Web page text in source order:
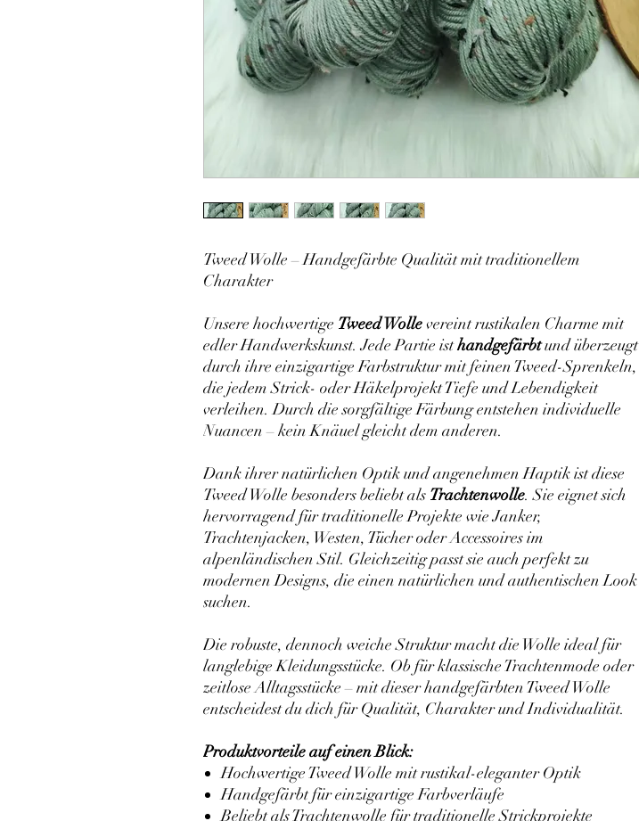
Tweed Wolle – Handgefärbte Qualität mit traditionellem
Charakter
Unsere hochwertige Tweed Wollevereint rustikalen Charme mit
edler Handwerkskunst. Jede Partie isthandgefärbtund überzeugt
durch ihre einzigartige Farbstruktur mit feinen Tweed-Sprenkeln,
die jedem Strick- oder Häkelprojekt Tiefe und Lebendigkeit
verleihen. Durch die sorgfältige Färbung entstehen individuelle
Nuancen – kein Knäuel gleicht dem anderen.
Dank ihrer natürlichen Optik und angenehmen Haptik ist diese
Tweed Wolle besonders beliebt als Trachtenwolle. Sie eignet sich
hervorragend für traditionelle Projekte wie Janker,
Trachtenjacken, Westen, Tücher oder Accessoires im
alpenländischen Stil. Gleichzeitig passt sie auch perfekt zu
modernen Designs, die einen natürlichen und authentischen Look
suchen.
Die robuste, dennoch weiche Struktur macht die Wolle ideal für
langlebige Kleidungsstücke. Ob für klassische Trachtenmode oder
zeitlose Alltagsstücke – mit dieser handgefärbten Tweed Wolle
entscheidest du dich für Qualität, Charakter und Individualität.
Produktvorteile auf einen Blick:
Hochwertige Tweed Wolle mit rustikal-eleganter Optik
Handgefärbt für einzigartige Farbverläufe
Beliebt als Trachtenwolle für traditionelle Strickprojekte